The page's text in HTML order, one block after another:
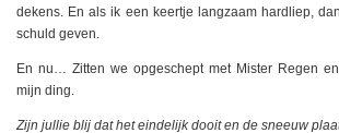
dekens. En als ik een keertje langzaam hardliep,
schuld geven.
En nu… Zitten we opgeschept met Mister Regen
mijn ding.
Zijn jullie blij dat het eindelijk dooit en de sneeuw